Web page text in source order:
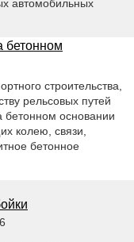
автомобильных
бетонном
строительства,
рельсовых путей
бетонном основании
колею, связи,
бетонное